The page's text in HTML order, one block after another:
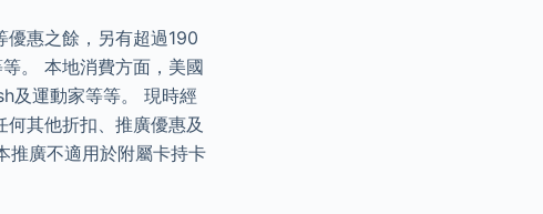
優惠之餘，另有超過190
。 本地消費方面，美國
及運動家等等。 現時經
其他折扣、推廣優惠及
推廣不適用於附屬卡持卡